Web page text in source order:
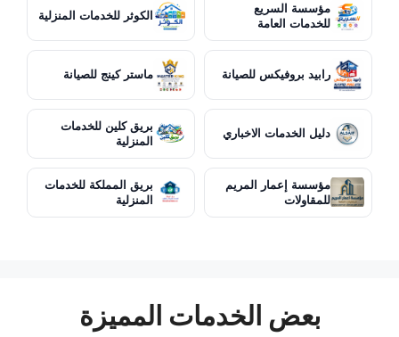
مؤسسة السريع
للخدمات العامة
الكوثر للخدمات المنزلية
رابيد بروفيكس للصيانة ماستر كينج للصيانة
دليل الخدمات الاخباري
بريق كلين للخدمات
المنزلية
مؤسسة إعمار المريم
للمقاولات
بريق المملكة للخدمات
المنزلية
بعض الخدمات المميزة